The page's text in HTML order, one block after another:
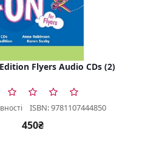
Flyers Audio CDs (2)
ISBN: 9781107444850
450₴